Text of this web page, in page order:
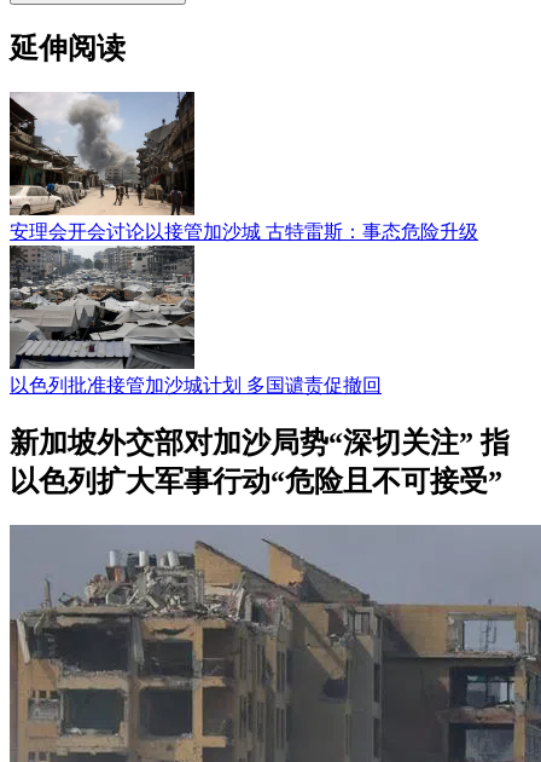
延伸阅读
安理会开会讨论以接管加沙城 古特雷斯：事态危险升级
以色列批准接管加沙城计划 多国谴责促撤回
新加坡外交部对加沙局势“深切关注” 指
以色列扩大军事行动“危险且不可接受”